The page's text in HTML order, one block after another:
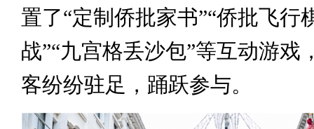
置了“定制侨批家书”“侨批飞行
战”“九宫格丢沙包”等互动游戏
客纷纷驻足，踊跃参与。